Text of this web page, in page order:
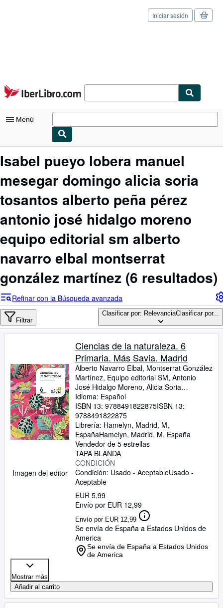
Pasar al contenido principal
IberLibro.com
Iniciar sesión
Menú
Mi cuenta
Consultar mis pedidos
Cerrar sesión
Búsqueda avanzada
Colecciones
Libros antiguos
Arte y coleccionismo
Vendedores
Comenzar a vender
Ayuda
CERRAR
Isabel pueyo lobera manuel
mesegar domingo alicia soria
tosantos alberto peña pérez
antonio josé hidalgo moreno
equipo editorial sm alberto
navarro elbal montserrat
gonzález martínez (6 resultados)
Refinar con la Búsqueda avanzada
Filtrar
Clasificar por: RelevanciaClasificar por...
Imagen del editor
Ciencias de la naturaleza. 6
Primaria. Más Savia. Madrid
Alberto Navarro Elbal, Montserrat González
Martínez, Equipo editorial SM, Antonio
José Hidalgo Moreno, Alicia Soria
Tosantos, Alberto Peña Pérez, Manuel
Mesegar Domingo, Isabel Pueyo Lobera,
Nicolás Fernández Prímola
Idioma: Español
ISBN 13: 9788491822875ISBN 13:
9788491822875
Librería: Hamelyn, Madrid, M,
EspañaHamelyn, Madrid, M, España
Vendedor de 5 estrellas
TAPA BLANDA
CONDICIÓN
Condición: Usado - AceptableUsado -
Aceptable
EUR 5,99
Envío por EUR 12,99
Envío por EUR 12,99
Se envía de España a Estados Unidos de
America
Se envía de España a Estados Unidos
de America
Mostrar más
Añadir al carrito